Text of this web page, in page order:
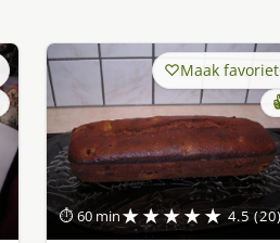
⏱ 60 min★★★★★ 4.5 (20)
Maak favoriet